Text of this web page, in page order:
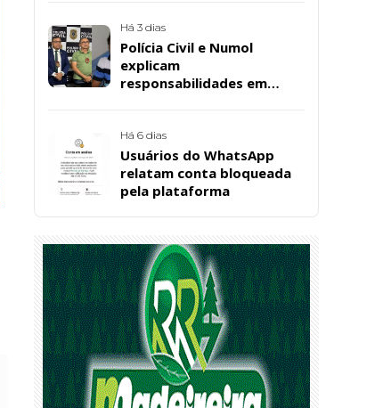
Há 3 dias
Polícia Civil e Numol
explicam
responsabilidades em
encontrado em residência,
em Patos
Há 6 dias
Usuários do WhatsApp
relatam conta bloqueada
pela plataforma